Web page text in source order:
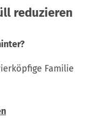
reduzieren
Familie